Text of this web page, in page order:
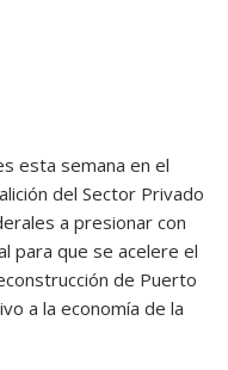
esta semana en el
del Sector Privado
a presionar con
para que se acelere el
de Puerto
a la economía de la